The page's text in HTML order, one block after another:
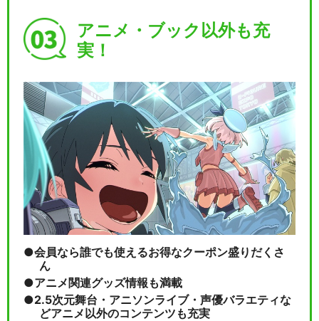
アニメ・ブック以外も充
実！
会員なら誰でも使えるお得なクーポン盛りだくさ
ん
アニメ関連グッズ情報も満載
2.5次元舞台・アニソンライブ・声優バラエティな
どアニメ以外のコンテンツも充実